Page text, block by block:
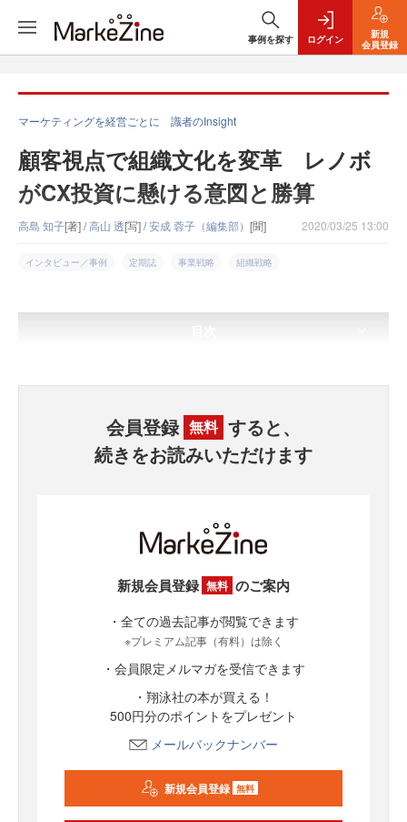
事例を探す ログイン
新規
会員登録
マーケティングを経営ごとに 識者のInsight
顧客視点で組織文化を変革 レノボ
がCX投資に懸ける意図と勝算
高島 知子[著] /高山 透[写] /安成 蓉子（編集部） [聞] 2020/03/25 13:00
インタビュー／事例 定期誌 事業戦略 組織戦略
会員登録 無料 すると、
続きをお読みいただけます
新規会員登録 無料 のご案内
・全ての過去記事が閲覧できます
※プレミアム記事（有料）は除く
・会員限定メルマガを受信できます
・翔泳社の本が買える！
500円分のポイントをプレゼント
メールバックナンバー
新規会員登録 無料